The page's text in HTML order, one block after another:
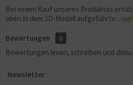
Bei einem Kauf unseres Produktes
oben in dem 3D-Modell aufgeführte...
Bewertungen
0
Bewertungen lesen, schreiben und
Newsletter